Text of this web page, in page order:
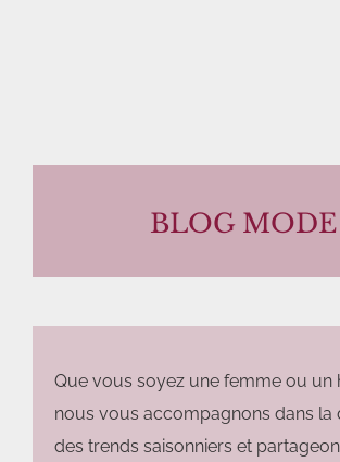
BLOG MODE
Que vous soyez une femme ou un
nous vous accompagnons dans la
des trends saisonniers et